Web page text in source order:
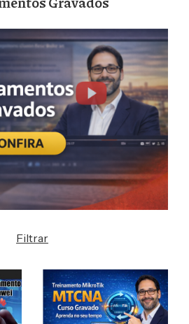
Filtrar